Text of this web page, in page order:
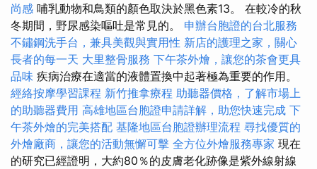
尚感 哺乳動物和鳥類的顏色取決於黑色素13。 在較冷的秋
冬期間，野尿感染嘔吐是常見的。 申辦台胞證的台北服務
不鏽鋼洗手台，兼具美觀與實用性 新店的護理之家，關心
長者的每一天 大里整骨服務 下午茶外燴，讓您的茶會更具
品味 疾病治療在適當的液體置換中起著極為重要的作用。
經絡按摩學習課程 新竹推拿療程 助聽器價格，了解市場上
的助聽器費用 高雄地區台胞證申請詳解，助您快速完成 下
午茶外燴的完美搭配 基隆地區台胞證辦理流程 尋找優質的
外燴廠商，讓您的活動無懈可擊 全方位外燴服務專家 現在
的研究已經證明，大約80％的皮膚老化跡像是紫外線射線